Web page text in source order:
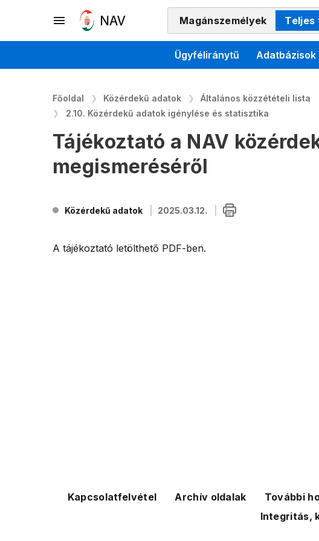
Magánszemélyek Teljes
Ügyféliránytű Adatbázisok
Főoldal Közérdekű adatok
Általános közzétételi lista
2.10. Közérdekű adatok igénylése és statisztika
Tájékoztató a NAV
megismeréséről
Közérdekű adatok 2025.03.12.
A tájékoztató letölthető PDF-ben.
Kapcsolatfelvétel Archív oldalak További
Integritás,